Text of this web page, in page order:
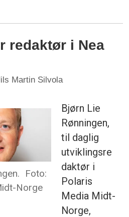
redaktør i Nea
Martin Silvola
Foto:
Norge
Bjørn Lie
Rønningen,
til daglig
utviklingsre
daktør i
Polaris
Media Midt-
Norge,